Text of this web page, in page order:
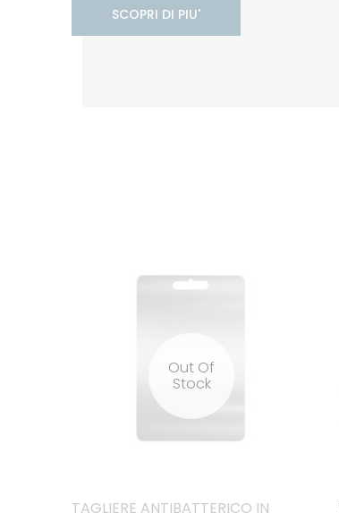
SCOPRI DI PIU'
Out Of
Stock
TAGLIERE ANTIBATTERICO IN